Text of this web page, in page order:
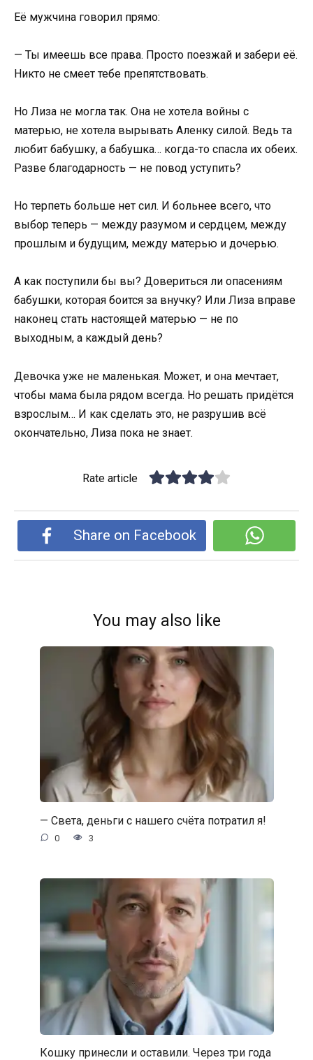
Её мужчина говорил прямо:
— Ты имеешь все права. Просто поезжай и забери её.
Никто не смеет тебе препятствовать.
Но Лиза не могла так. Она не хотела войны с
матерью, не хотела вырывать Аленку силой. Ведь та
любит бабушку, а бабушка… когда-то спасла их обеих.
Разве благодарность — не повод уступить?
Но терпеть больше нет сил. И больнее всего, что
выбор теперь — между разумом и сердцем, между
прошлым и будущим, между матерью и дочерью.
А как поступили бы вы? Довериться ли опасениям
бабушки, которая боится за внучку? Или Лиза вправе
наконец стать настоящей матерью — не по
выходным, а каждый день?
Девочка уже не маленькая. Может, и она мечтает,
чтобы мама была рядом всегда. Но решать придётся
взрослым… И как сделать это, не разрушив всё
окончательно, Лиза пока не знает.
Rate article
Share on Facebook
You may also like
— Света, деньги с нашего счёта потратил я!
0 3
Кошку принесли и оставили. Через три года